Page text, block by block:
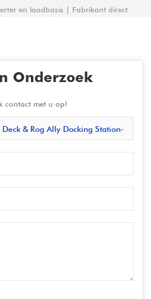
en laadbasis | Fabrikant direct
Onderzoek
contact met u op!
Deck & Rog Ally Docking Station-
videoconverter en laadbasis |